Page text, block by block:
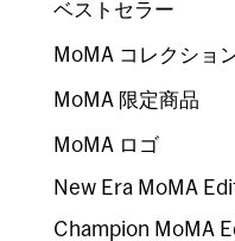
ベストセラー
MoMA コレクショ
MoMA 限定商品
MoMA ロゴ
New Era MoMA
Champion MoMA